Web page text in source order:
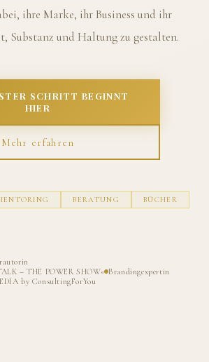
ihre Marke, ihr Business und ihr
Substanz und Haltung zu gestalten.
SCHRITT BEGINNT
HIER
Mehr erfahren
BERATUNG
BÜCHER
– THE POWER SHOW« Brandingexpertin
by ConsultingForYou